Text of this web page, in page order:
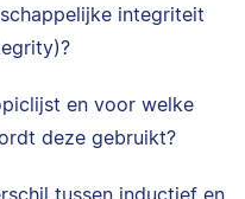
integriteit
en voor welke
deze gebruikt?
tussen inductief en